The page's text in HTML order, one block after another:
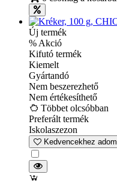
Új termék
% Akció
Kifutó termék
Kiemelt
Gyártandó
Nem beszerezhető
Nem értékesíthető
Többet olcsóbban
Preferált termék
Iskolaszezon
Kedvencekhez adom